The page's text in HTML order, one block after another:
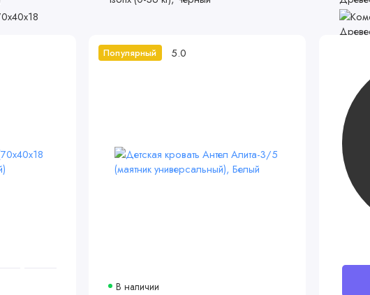
Популярный 5.0
В наличии